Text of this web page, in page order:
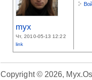
myx
Чт, 2010-05-13 12:22
link
Copyright © 2026,